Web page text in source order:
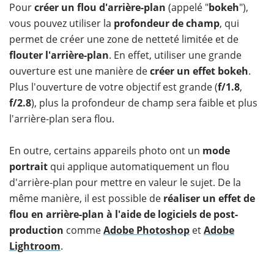
Pourcréer un flou d'arrière-plan (appelé "bokeh"),
vous pouvez utiliser la profondeur de champ, qui
permet de créer une zone de netteté limitée et de
flouter l'arrière-plan. En effet, utiliser une grande
ouverture est une manière decréer un effet bokeh.
Plus l'ouverture de votre objectif est grande (f/1.8,
f/2.8), plus la profondeur de champ sera faible et plus
l'arrière-plan sera flou.
En outre, certains appareils photo ont un mode
portrait qui applique automatiquement un flou
d'arrière-plan pour mettre en valeur le sujet. De la
même manière, il est possible de réaliser un effet de
flou en arrière-plan à l'aide de logiciels de post-
production commeAdobe Photoshop etAdobe
Lightroom.